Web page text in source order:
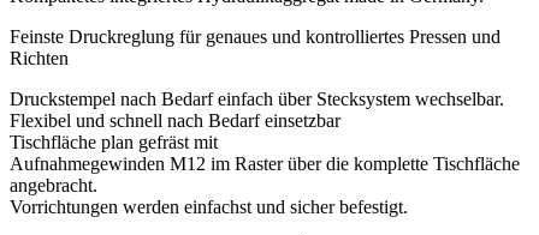
Feinste Druckreglung für genaues und kontrolliertes Pressen und
Richten
Druckstempel nach Bedarf einfach über Stecksystem wechselbar.
Flexibel und schnell nach Bedarf einsetzbar
Tischfläche plan gefräst mit
Aufnahmegewinden M12 im Raster über die komplette Tischfläche
angebracht.
Vorrichtungen werden einfachst und sicher befestigt.